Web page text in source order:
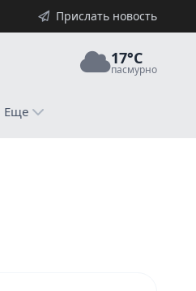
Прислать новость
17°C
пасмурно
Еще